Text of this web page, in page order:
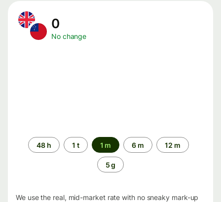
0
No change
Time
period
48 h 1 t 1 m 6 m 12 m
5 g
We use the real, mid-market rate with no sneaky mark-up